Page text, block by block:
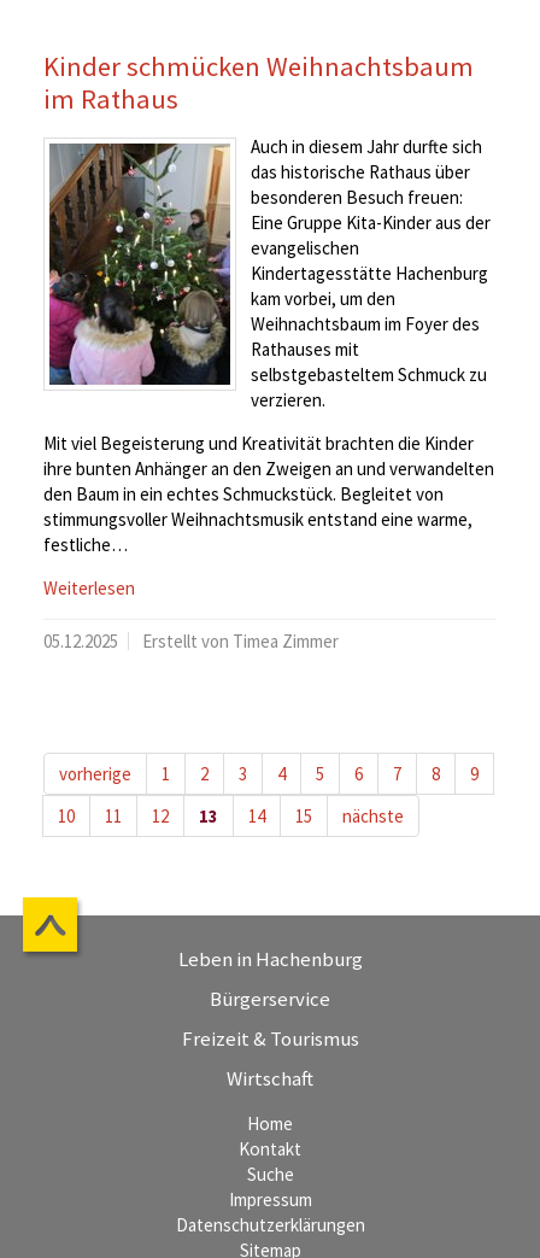
Kinder schmücken Weihnachtsbaum
im Rathaus
Auch in diesem Jahr durfte sich
das historische Rathaus über
besonderen Besuch freuen:
Eine Gruppe Kita-Kinder aus der
evangelischen
Kindertagesstätte Hachenburg
kam vorbei, um den
Weihnachtsbaum im Foyer des
Rathauses mit
selbstgebasteltem Schmuck zu
verzieren.
Mit viel Begeisterung und Kreativität brachten die Kinder
ihre bunten Anhänger an den Zweigen an und verwandelten
den Baum in ein echtes Schmuckstück. Begleitet von
stimmungsvoller Weihnachtsmusik entstand eine warme,
festliche…
Weiterlesen
05.12.2025 Erstellt von Timea Zimmer
vorherige 1 2 3 4 5 6 7 8
9
10
11 12 13 14 15 nächste
Leben in Hachenburg
Bürgerservice
Freizeit & Tourismus
Wirtschaft
Home
Kontakt
Suche
Impressum
Datenschutzerklärungen
Sitemap